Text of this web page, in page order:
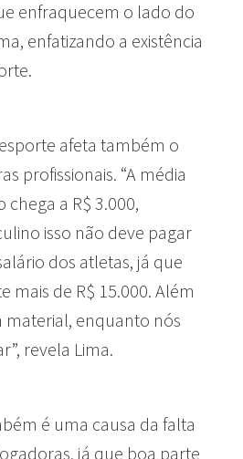
enfraquecem o lado do
enfatizando a existência
afeta também o
profissionais. “A média
a R$ 3.000,
isso não deve pagar
dos atletas, já que
mais de R$ 15.000. Além
material, enquanto nós
revela Lima.
é uma causa da falta
já que boa parte